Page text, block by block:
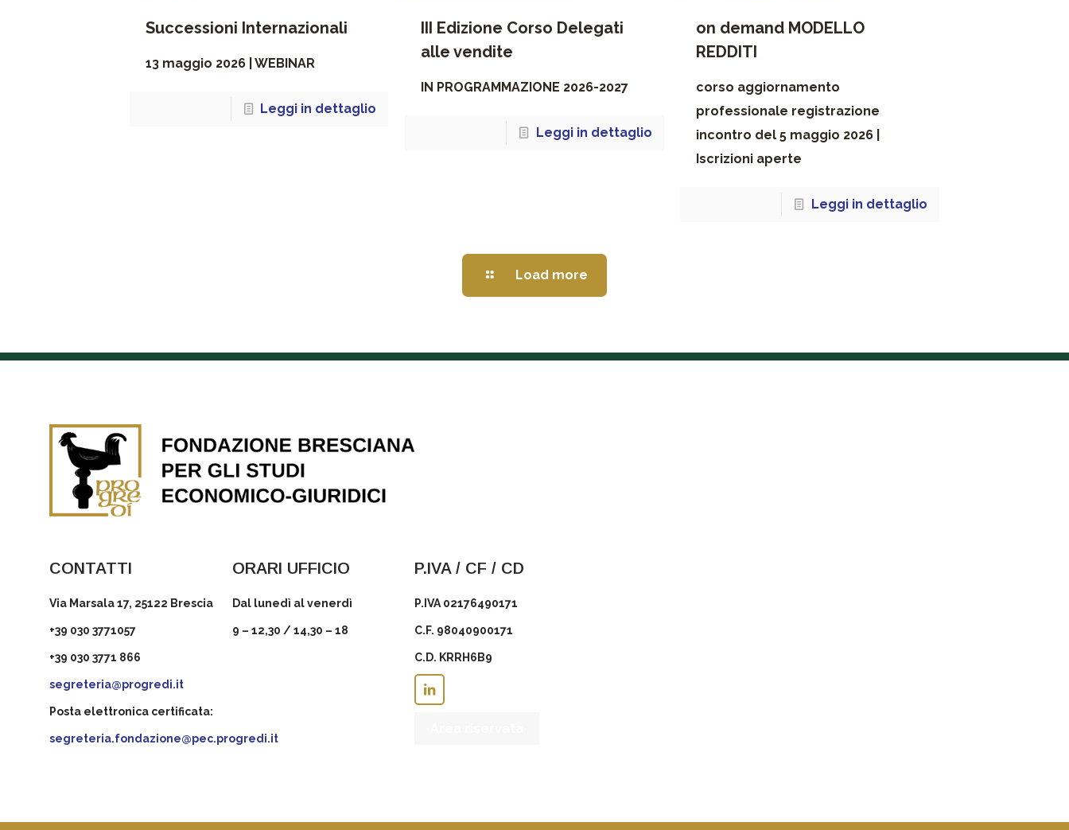
Successioni Internazionali
13 maggio 2026 | WEBINAR
Leggi in dettaglio
III Edizione Corso Delegati
alle vendite
IN PROGRAMMAZIONE 2026-2027
Leggi in dettaglio
on demand MODELLO
REDDITI
corso aggiornamento
professionale registrazione
incontro del 5 maggio 2026 |
Iscrizioni aperte
Leggi in dettaglio
Load more
CONTATTI
Via Marsala 17, 25122 Brescia
+39 030 3771057
+39 030 3771 866
segreteria@progredi.it
Posta elettronica certificata:
segreteria.fondazione@pec.progredi.it
ORARI UFFICIO
Dal lunedì al venerdì
9 – 12,30 / 14,30 – 18
P.IVA / CF / CD
P.IVA 02176490171
C.F. 98040900171
C.D. KRRH6B9